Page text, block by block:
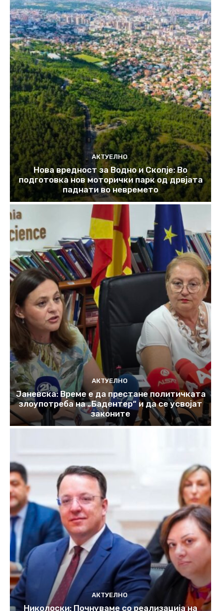
АКТУЕЛНО
Нова вредност за Водно и Скопје: Во
подготовка нов моторички парк од дрвјата
паднати во невремето
АКТУЕЛНО
Јаневска: Време е да престане политичката
злоупотреба на „Бадентер“ и да се усвојат
законите
АКТУЕЛНО
Николоски: Почнуваме со реализација на